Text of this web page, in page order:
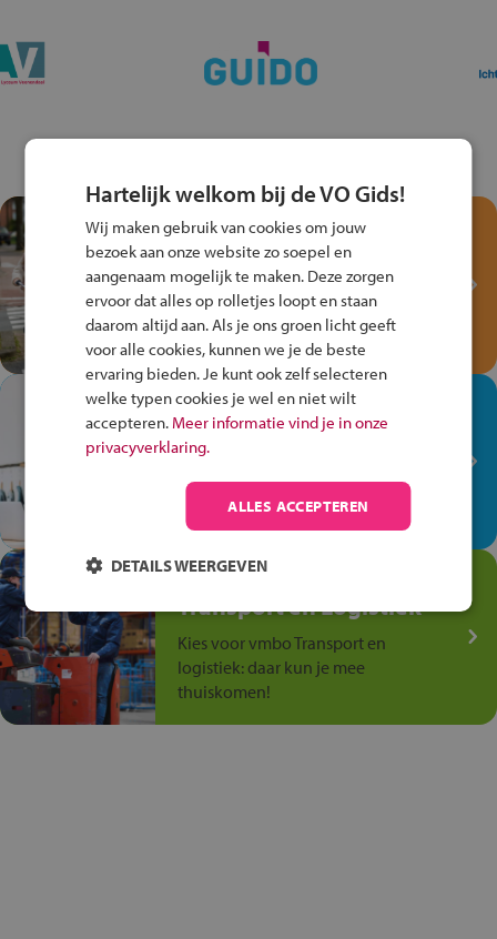
Test je kennis met het
Fiets Veilig
Verkeersspel!
Speel het Fiets Veilig Verkeersspel
en win een Cortina-fiets!
In de winkel ben je op je
plek!
op de winkelvloer, waar elke dag
anders is!
Jouw talent in de
Transport en Logistiek
Kies voor vmbo Transport en
logistiek: daar kun je mee
thuiskomen!
Hartelijk welkom bij de VO Gids!
Wij maken gebruik van cookies om jouw
bezoek aan onze website zo soepel en
aangenaam mogelijk te maken. Deze zorgen
ervoor dat alles op rolletjes loopt en staan
daarom altijd aan. Als je ons groen licht geeft
voor alle cookies, kunnen we je de beste
ervaring bieden. Je kunt ook zelf selecteren
welke typen cookies je wel en niet wilt
accepteren. Meer informatie vind je in onze
privacyverklaring.
ALLES ACCEPTEREN
DETAILS WEERGEVEN